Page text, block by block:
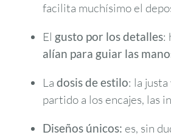
facilita muchísimo el
El gusto por los detalles:
alían para guiar las
La dosis de estilo: la
partido a los encajes, las
Diseños únicos: es, sin